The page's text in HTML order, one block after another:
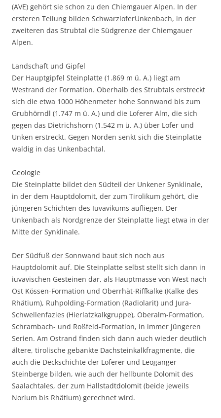
(AVE) gehört sie schon zu den Chiemgauer Alpen. In der
ersteren Teilung bilden SchwarzloferUnkenbach, in der
zweiteren das Strubtal die Südgrenze der Chiemgauer
Alpen.
Landschaft und Gipfel
Der Hauptgipfel Steinplatte (1.869 m ü. A.) liegt am
Westrand der Formation. Oberhalb des Strubtals erstreckt
sich die etwa 1000 Höhenmeter hohe Sonnwand bis zum
Grubhörndl (1.747 m ü. A.) und die Loferer Alm, die sich
gegen das Dietrichshorn (1.542 m ü. A.) über Lofer und
Unken erstreckt. Gegen Norden senkt sich die Steinplatte
waldig in das Unkenbachtal.
Geologie
Die Steinplatte bildet den Südteil der Unkener Synklinale,
in der dem Hauptdolomit, der zum Tirolikum gehört, die
jüngeren Schichten des Iuvavikums aufliegen. Der
Unkenbach als Nordgrenze der Steinplatte liegt etwa in der
Mitte der Synklinale.
Der Südfuß der Sonnwand baut sich noch aus
Hauptdolomit auf. Die Steinplatte selbst stellt sich dann in
iuvavischen Gesteinen dar, als Hauptmasse von West nach
Ost Kössen-Formation und Oberrhät-Riffkalke (Kalke des
Rhätium), Ruhpolding-Formation (Radiolarit) und Jura-
Schwellenfazies (Hierlatzkalkgruppe), Oberalm-Formation,
Schrambach- und Roßfeld-Formation, in immer jüngeren
Serien. Am Ostrand finden sich dann auch wieder deutlich
ältere, tirolische gebankte Dachsteinkalkfragmente, die
auch die Deckschichte der Loferer und Leoganger
Steinberge bilden, wie auch der hellbunte Dolomit des
Saalachtales, der zum Hallstadtdolomit (beide jeweils
Norium bis Rhätium) gerechnet wird.